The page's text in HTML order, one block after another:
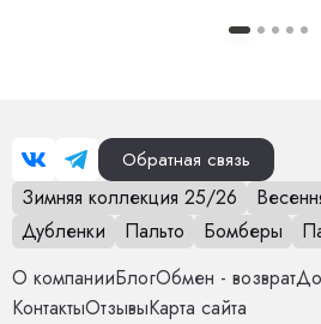
Длина изделия 130 см
Опции опушки Нет
Температурный режим от 0 до +15
Обратная связь
Зимняя коллекция 25/26
Дубленки
Пальто Бомберы
О компанииБлогОбмен - возврат
КонтактыОтзывыКарта сайта